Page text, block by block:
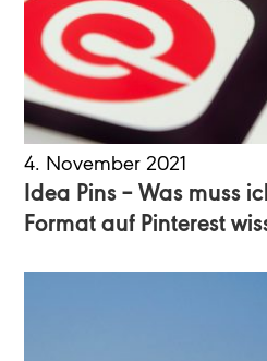
4. November 2021
Idea Pins – Was muss
Format auf Pinterest